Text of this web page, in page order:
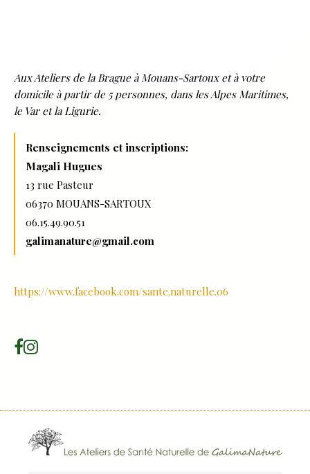
Aux Ateliers de la Brague à Mouans-Sartoux et à votre
domicile à partir de 5 personnes, dans les Alpes Maritimes,
le Var et la Ligurie.
Renseignements et inscriptions:
Magali Hugues
13 rue Pasteur
06370 MOUANS-SARTOUX
06.15.49.90.51
galimanature@gmail.com
https://www.facebook.com/sante.naturelle.06